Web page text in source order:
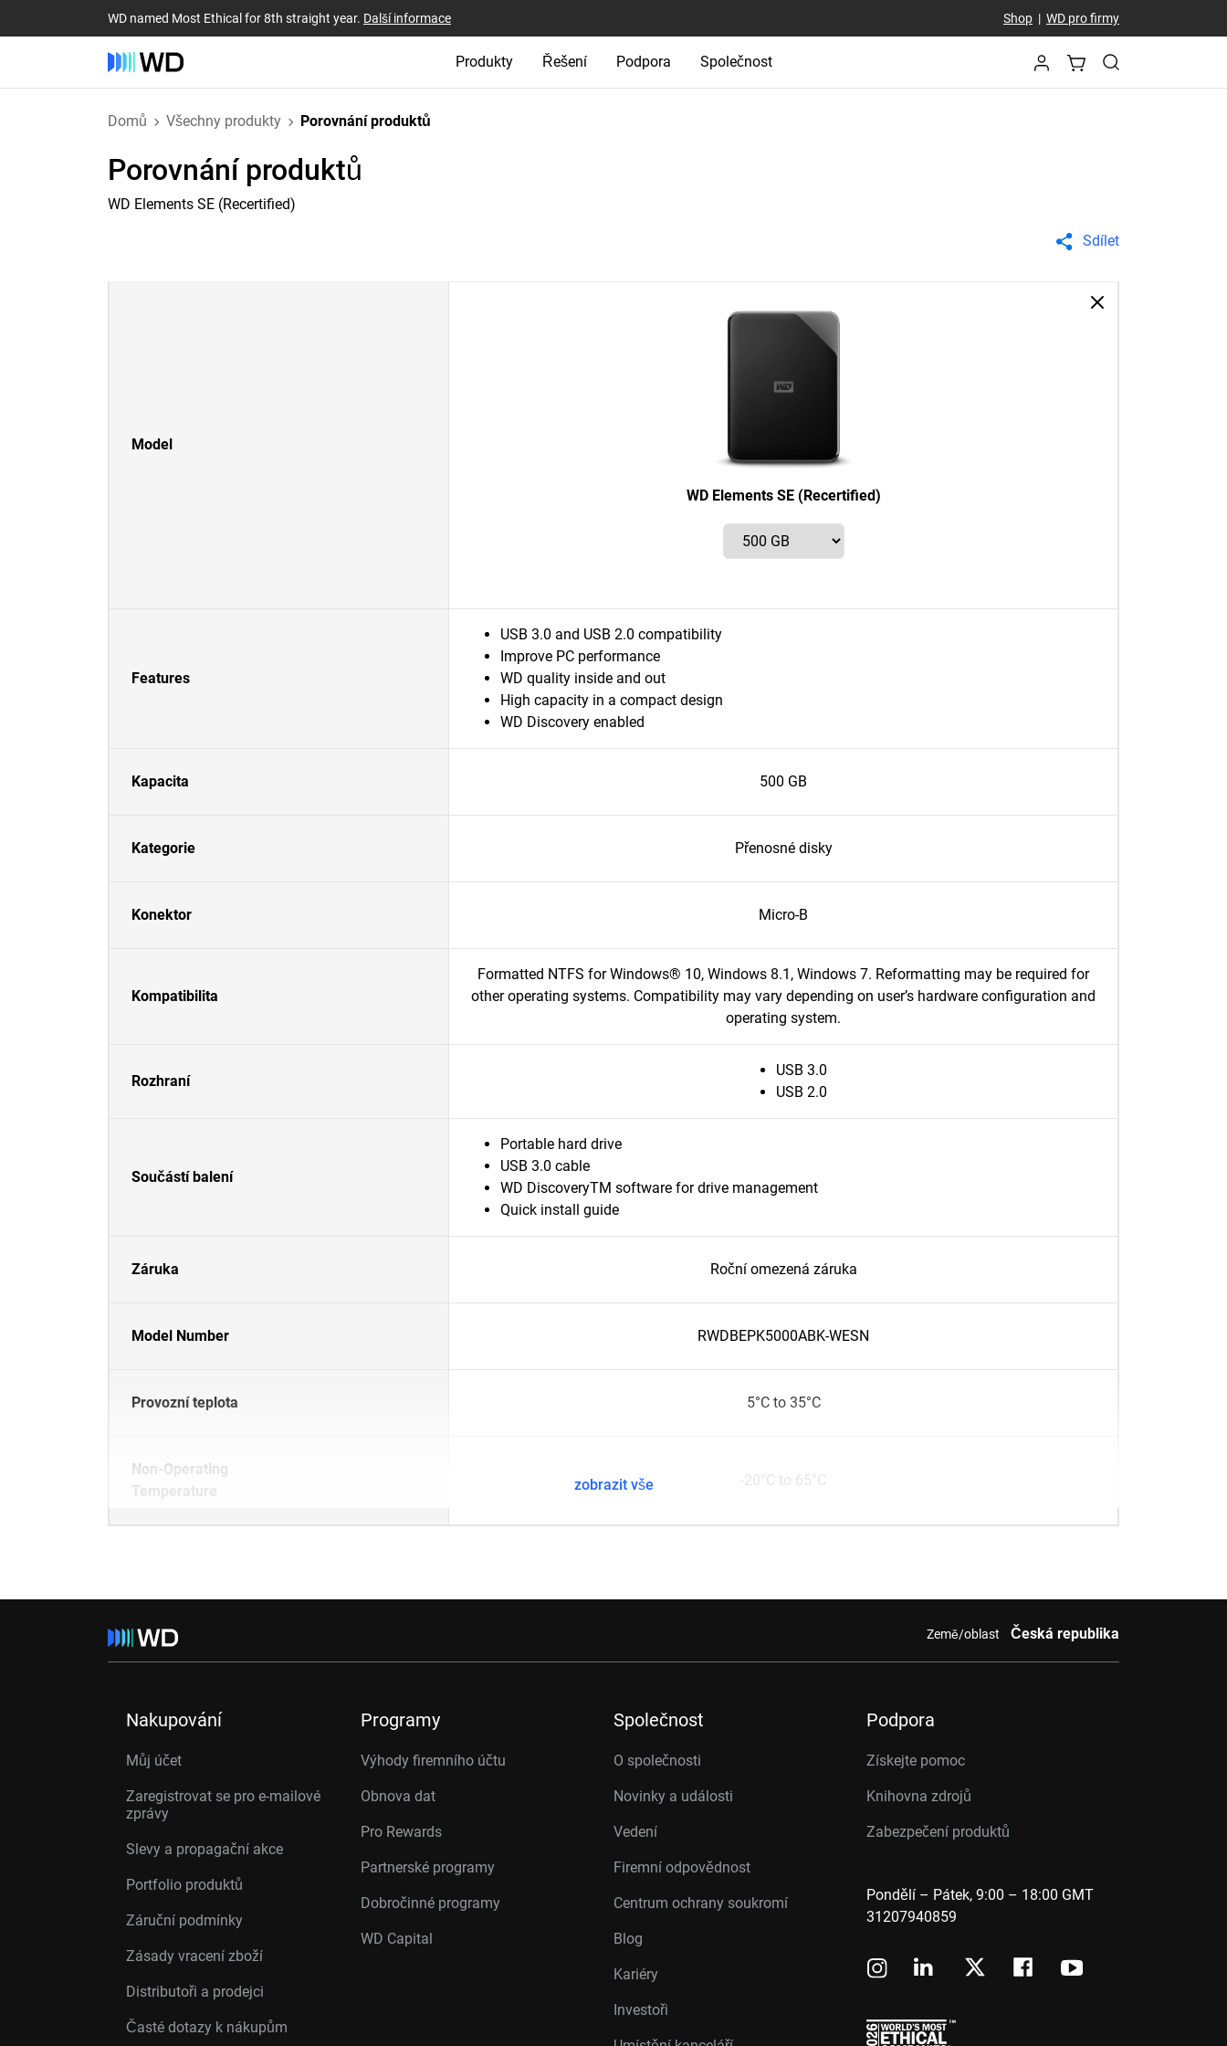
WD named Most Ethical for 8th straight year. Další informace Shop| WD pro firmy
Produkty Řešení Podpora Společnost
Domů Všechny produkty Porovnání produktů
Porovnání produktů
WD Elements SE (Recertified)
Sdílet
Model
WD Elements SE (Recertified)
Features
USB 3.0 and USB 2.0 compatibility
Improve PC performance
WD quality inside and out
High capacity in a compact design
WD Discovery enabled
Kapacita 500 GB
Kategorie Přenosné disky
Konektor Micro-B
Kompatibilita
Formatted NTFS for Windows® 10, Windows 8.1, Windows 7. Reformatting may be required for
other operating systems. Compatibility may vary depending on user’s hardware configuration and
operating system.
Rozhraní
USB 3.0
USB 2.0
Součástí balení
Portable hard drive
USB 3.0 cable
WD DiscoveryTM software for drive management
Quick install guide
Záruka Roční omezená záruka
Model Number RWDBEPK5000ABK-WESN
Provozní teplota 5°C to 35°C
Non-Operating
Temperature
-20°C to 65°C
zobrazit vše
Země/oblast Česká republika
Nakupování
Můj účet
Zaregistrovat se pro e-mailové
zprávy
Slevy a propagační akce
Portfolio produktů
Záruční podmínky
Zásady vracení zboží
Distributoři a prodejci
Časté dotazy k nákupům
Programy
Výhody firemního účtu
Obnova dat
Pro Rewards
Partnerské programy
Dobročinné programy
WD Capital
Společnost
O společnosti
Novinky a události
Vedení
Firemní odpovědnost
Centrum ochrany soukromí
Blog
Kariéry
Investoři
Podpora
Získejte pomoc
Knihovna zdrojů
Zabezpečení produktů
Pondělí – Pátek, 9:00 – 18:00 GMT
31207940859